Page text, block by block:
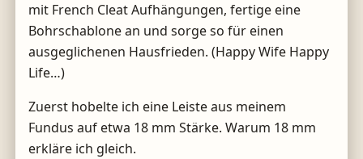
mit French Cleat Aufhängungen, fertige eine
Bohrschablone an und sorge so für einen
ausgeglichenen Hausfrieden. (Happy Wife Happy
Life…)
Zuerst hobelte ich eine Leiste aus meinem
Fundus auf etwa 18 mm Stärke. Warum 18 mm
erkläre ich gleich.